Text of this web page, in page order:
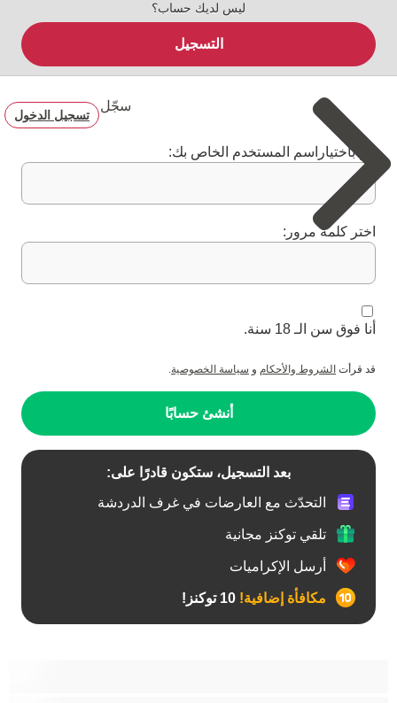
ليس لديك حساب؟
التسجيل
سجّل
تسجيل الدخول
قم باختياراسم المستخدم الخاص بك:
اختر كلمة مرور:
أنا فوق سن الـ 18 سنة.
قد قرأت الشروط والأحكام و سياسة الخصوصية.
أنشئ حسابًا
بعد التسجيل، ستكون قادرًا على:
التحدّث مع العارضات في غرف الدردشة
تلقي توكنز مجانية
أرسل الإكراميات
مكافأة إضافية!